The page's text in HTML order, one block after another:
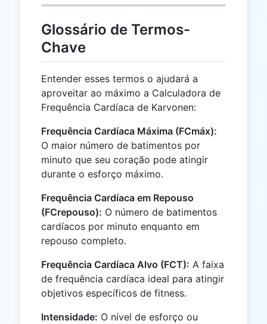
Glossário de Termos-
Chave
Entender esses termos o ajudará a
aproveitar ao máximo a Calculadora de
Frequência Cardíaca de Karvonen:
Frequência Cardíaca Máxima (FCmáx):
O maior número de batimentos por
minuto que seu coração pode atingir
durante o esforço máximo.
Frequência Cardíaca em Repouso
(FCrepouso): O número de batimentos
cardíacos por minuto enquanto em
repouso completo.
Frequência Cardíaca Alvo (FCT): A faixa
de frequência cardíaca ideal para atingir
objetivos específicos de fitness.
Intensidade: O nível de esforço ou